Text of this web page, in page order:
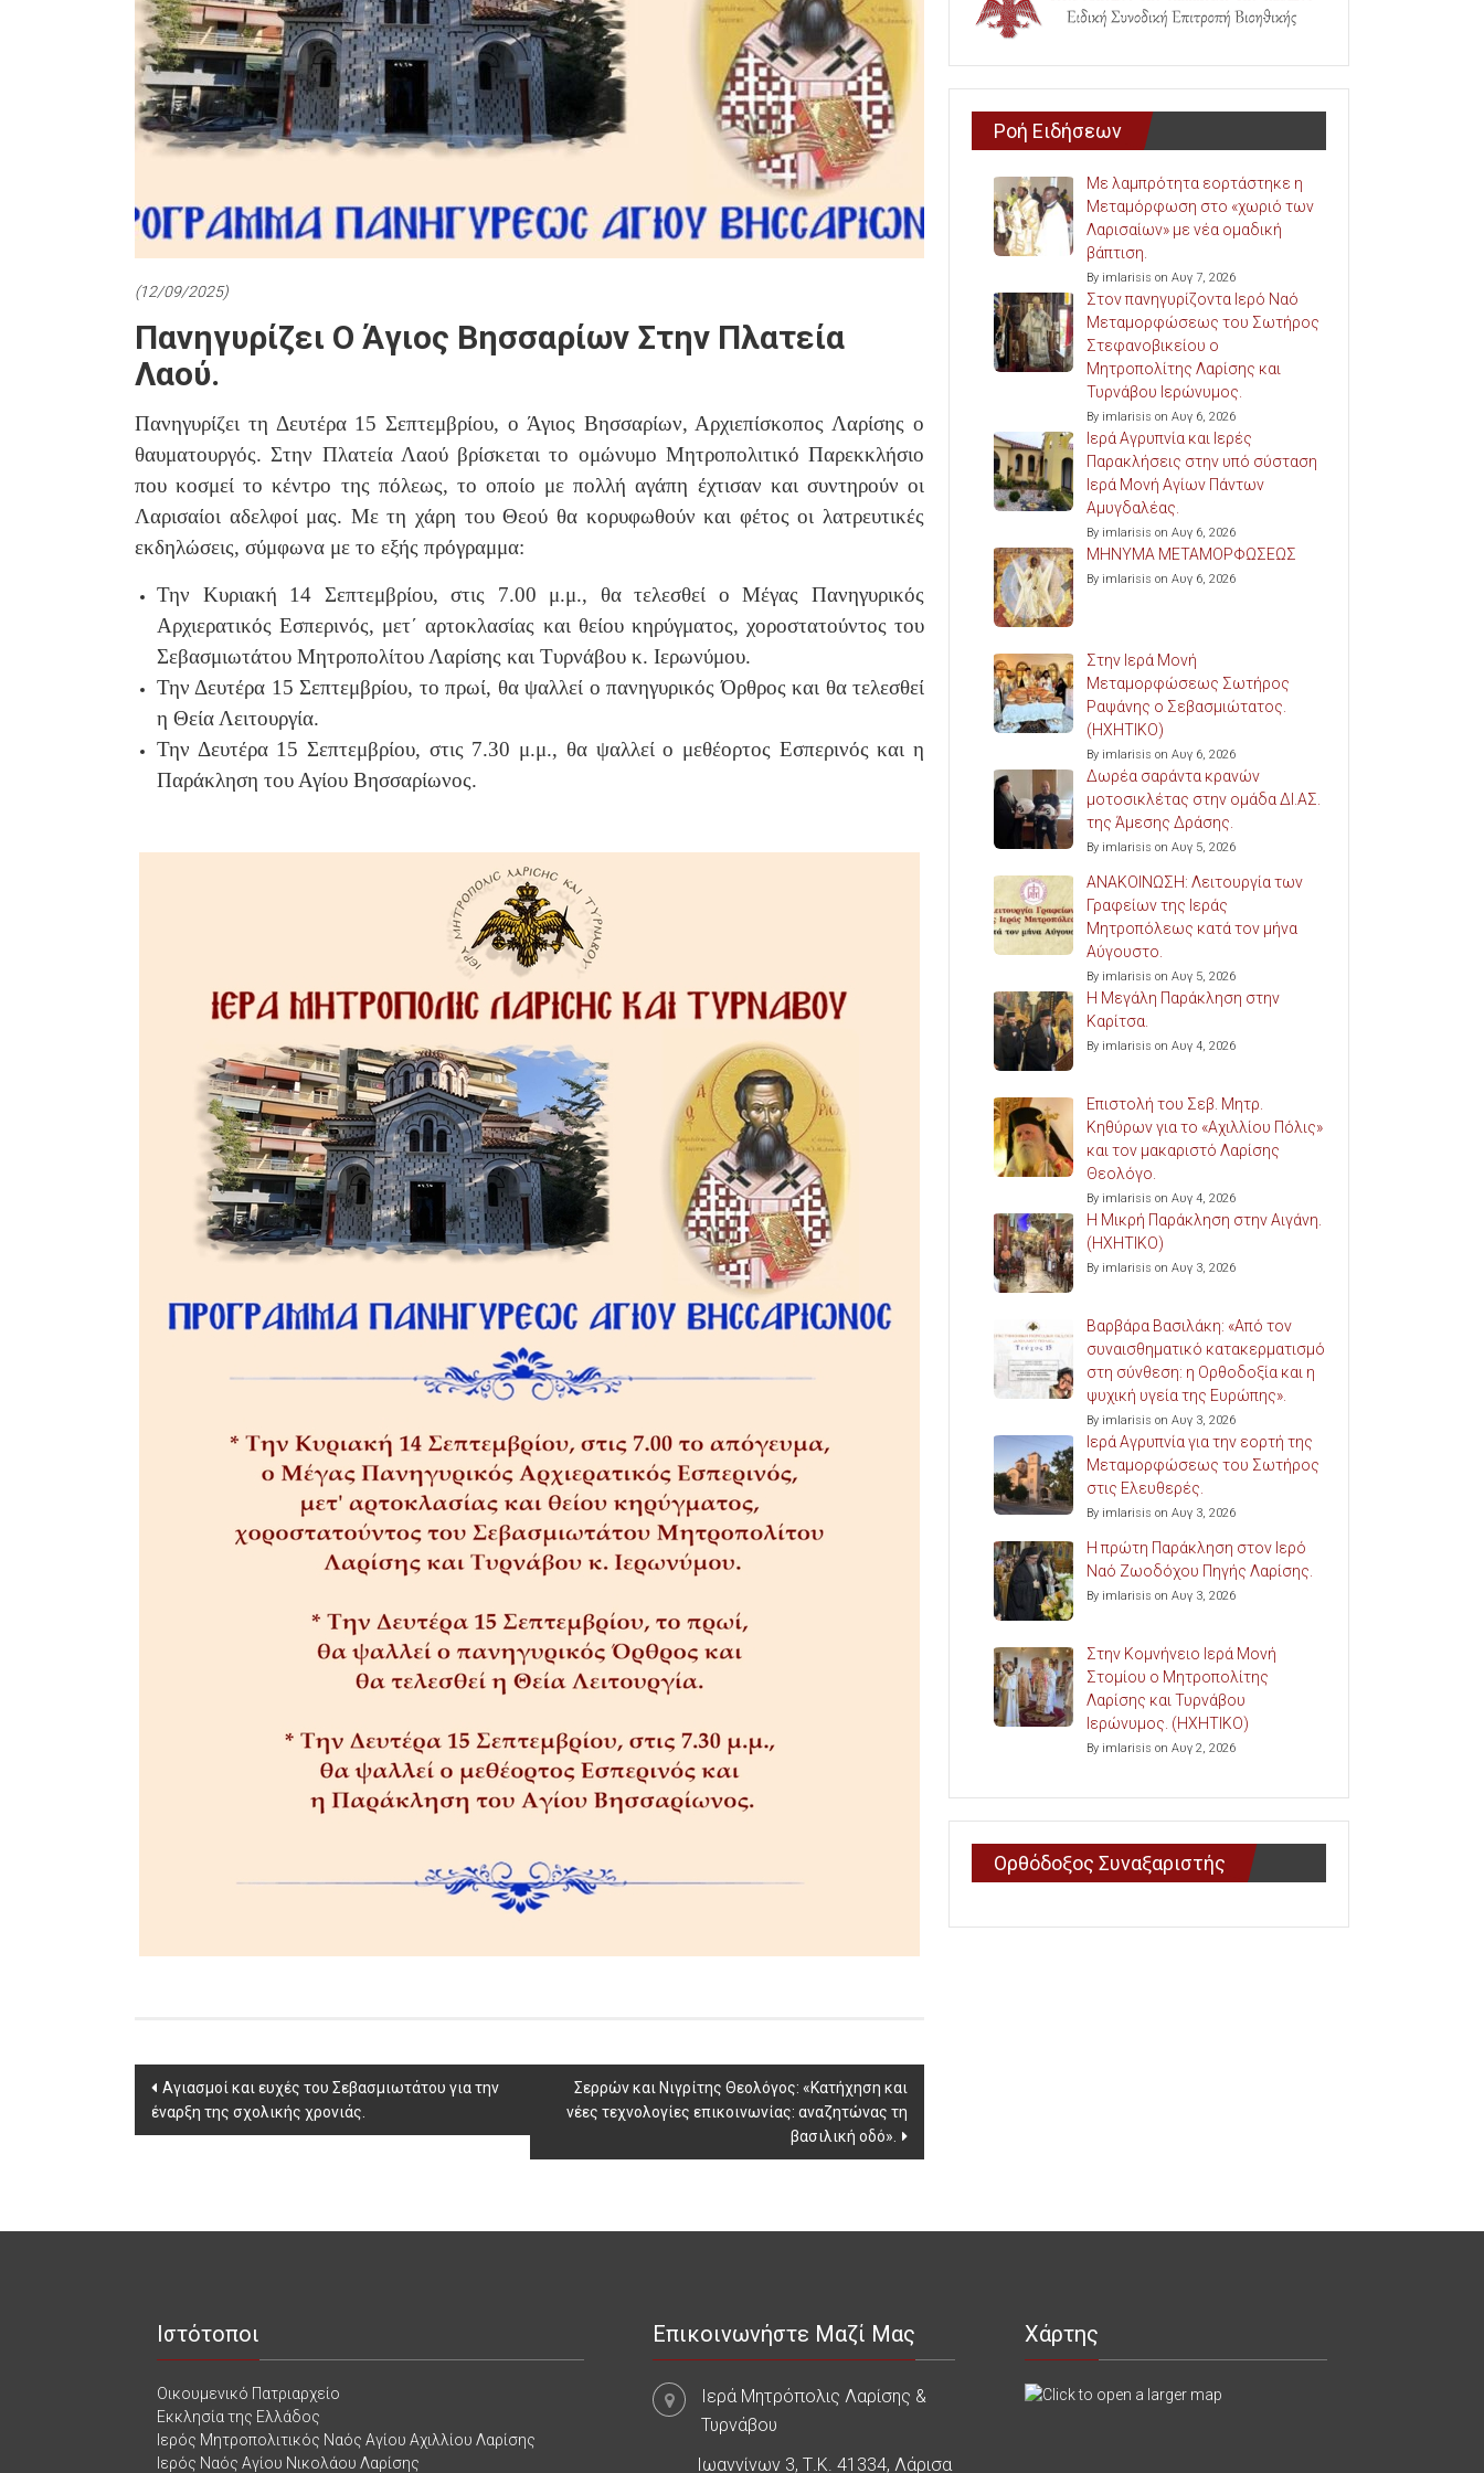
(12/09/2025)
Πανηγυρίζει Ο Άγιος Βησσαρίων Στην Πλατεία
Λαού.
Πανηγυρίζει τη Δευτέρα 15 Σεπτεμβρίου, ο Άγιος Βησσαρίων, Αρχιεπίσκοπος Λαρίσης ο
θαυματουργός. Στην Πλατεία Λαού βρίσκεται το ομώνυμο Μητροπολιτικό Παρεκκλήσιο
που κοσμεί το κέντρο της πόλεως, το οποίο με πολλή αγάπη έχτισαν και συντηρούν οι
Λαρισαίοι αδελφοί μας. Με τη χάρη του Θεού θα κορυφωθούν και φέτος οι λατρευτικές
εκδηλώσεις, σύμφωνα με το εξής πρόγραμμα:
Την Κυριακή 14 Σεπτεμβρίου, στις 7.00 μ.μ., θα τελεσθεί ο Μέγας Πανηγυρικός
Αρχιερατικός Εσπερινός, μετ΄ αρτοκλασίας και θείου κηρύγματος, χοροστατούντος του
Σεβασμιωτάτου Μητροπολίτου Λαρίσης και Τυρνάβου κ. Ιερωνύμου.
Την Δευτέρα 15 Σεπτεμβρίου, το πρωί, θα ψαλλεί ο πανηγυρικός Όρθρος και θα τελεσθεί
η Θεία Λειτουργία.
Την Δευτέρα 15 Σεπτεμβρίου, στις 7.30 μ.μ., θα ψαλλεί ο μεθέορτος Εσπερινός και η
Παράκληση του Αγίου Βησσαρίωνος.
Post
navigation
Αγιασμοί και ευχές του Σεβασμιωτάτου για την
έναρξη της σχολικής χρονιάς.
Σερρών και Νιγρίτης Θεολόγος: «Κατήχηση και
νέες τεχνολογίες επικοινωνίας: αναζητώνας τη
βασιλική οδό».
Ροή Ειδήσεων
Με λαμπρότητα εορτάστηκε η
Μεταμόρφωση στο «χωριό των
Λαρισαίων» με νέα ομαδική
βάπτιση.
By imlarisis on Αυγ 7, 2026
Στον πανηγυρίζοντα Ιερό Ναό
Μεταμορφώσεως του Σωτήρος
Στεφανοβικείου ο
Μητροπολίτης Λαρίσης και
Τυρνάβου Ιερώνυμος.
By imlarisis on Αυγ 6, 2026
Ιερά Αγρυπνία και Ιερές
Παρακλήσεις στην υπό σύσταση
Ιερά Μονή Αγίων Πάντων
Αμυγδαλέας.
By imlarisis on Αυγ 6, 2026
ΜΗΝΥΜΑ ΜΕΤΑΜΟΡΦΩΣΕΩΣ
By imlarisis on Αυγ 6, 2026
Στην Ιερά Μονή
Μεταμορφώσεως Σωτήρος
Ραψάνης ο Σεβασμιώτατος.
(ΗΧΗΤΙΚΟ)
By imlarisis on Αυγ 6, 2026
Δωρέα σαράντα κρανών
μοτοσικλέτας στην ομάδα ΔΙ.ΑΣ.
της Άμεσης Δράσης.
By imlarisis on Αυγ 5, 2026
ΑΝΑΚΟΙΝΩΣΗ: Λειτουργία των
Γραφείων της Ιεράς
Μητροπόλεως κατά τον μήνα
Αύγουστο.
By imlarisis on Αυγ 5, 2026
Η Μεγάλη Παράκληση στην
Καρίτσα.
By imlarisis on Αυγ 4, 2026
Επιστολή του Σεβ. Μητρ.
Κηθύρων για το «Αχιλλίου Πόλις»
και τον μακαριστό Λαρίσης
Θεολόγο.
By imlarisis on Αυγ 4, 2026
Η Μικρή Παράκληση στην Αιγάνη.
(ΗΧΗΤΙΚΟ)
By imlarisis on Αυγ 3, 2026
Βαρβάρα Βασιλάκη: «Από τον
συναισθηματικό κατακερματισμό
στη σύνθεση: η Ορθοδοξία και η
ψυχική υγεία της Ευρώπης».
By imlarisis on Αυγ 3, 2026
Ιερά Αγρυπνία για την εορτή της
Μεταμορφώσεως του Σωτήρος
στις Ελευθερές.
By imlarisis on Αυγ 3, 2026
Η πρώτη Παράκληση στον Ιερό
Ναό Ζωοδόχου Πηγής Λαρίσης.
By imlarisis on Αυγ 3, 2026
Στην Κομνήνειο Ιερά Μονή
Στομίου ο Μητροπολίτης
Λαρίσης και Τυρνάβου
Ιερώνυμος. (ΗΧΗΤΙΚΟ)
By imlarisis on Αυγ 2, 2026
Ορθόδοξος Συναξαριστής
Ιστότοποι
Οικουμενικό Πατριαρχείο
Εκκλησία της Ελλάδος
Ιερός Μητροπολιτικός Ναός Αγίου Αχιλλίου Λαρίσης
Ιερός Ναός Αγίου Νικολάου Λαρίσης
Επικοινωνήστε Μαζί Μας
Ιερά Μητρόπολις Λαρίσης &
Τυρνάβου
Ιωαννίνων 3, Τ.Κ. 41334, Λάρισα
Χάρτης